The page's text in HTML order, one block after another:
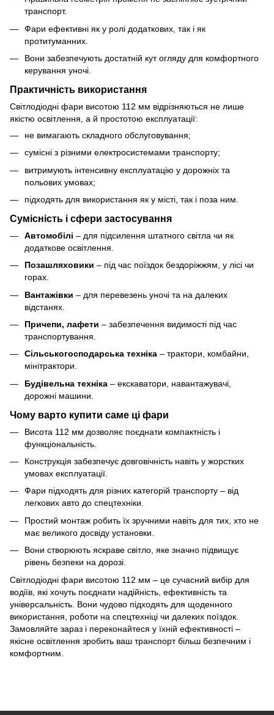
транспорт.
Фари ефективні як у ролі додаткових, так і як
протитуманних.
Вони забезпечують достатній кут огляду для комфортного
керування уночі.
Практичність використання
Світлодіодні фари висотою 112 мм відрізняються не лише
якістю освітлення, а й простотою експлуатації:
не вимагають складного обслуговування;
сумісні з різними електросистемами транспорту;
витримують інтенсивну експлуатацію у дорожніх та
польових умовах;
підходять для використання як у місті, так і поза ним.
Сумісність і сфери застосування
Автомобілі – для підсилення штатного світла чи як
додаткове освітлення.
Позашляховики – під час поїздок бездоріжжям, у лісі чи
горах.
Вантажівки – для перевезень уночі та на далеких
відстанях.
Причепи, лафети – забезпечення видимості під час
транспортування.
Сільськогосподарська техніка – трактори, комбайни,
мінітрактори.
Будівельна техніка – екскаватори, навантажувачі,
дорожні машини.
Чому варто купити саме ці фари
Висота 112 мм дозволяє поєднати компактність і
функціональність.
Конструкція забезпечує довговічність навіть у жорстких
умовах експлуатації.
Фари підходять для різних категорій транспорту – від
легкових авто до спецтехніки.
Простий монтаж робить їх зручними навіть для тих, хто не
має великого досвіду установки.
Вони створюють яскраве світло, яке значно підвищує
рівень безпеки на дорозі.
Світлодіодні фари висотою 112 мм – це сучасний вибір для
водіїв, які хочуть поєднати надійність, ефективність та
універсальність. Вони чудово підходять для щоденного
використання, роботи на спецтехніці чи далеких поїздок.
Замовляйте зараз і переконайтеся у їхній ефективності –
якісне освітлення зробить ваш транспорт більш безпечним і
комфортним.